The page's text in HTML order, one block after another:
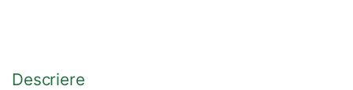
Descriere